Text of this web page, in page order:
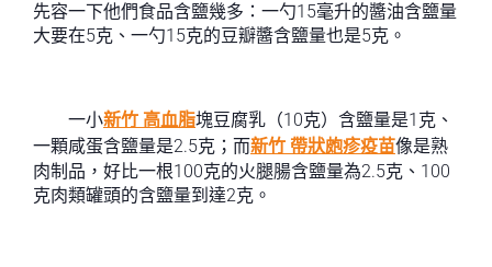
先容一下他們食品含鹽幾多：一勺15毫升的醬油含鹽量
大要在5克、一勺15克的豆瓣醬含鹽量也是5克。
一小新竹 高血脂塊豆腐乳（10克）含鹽量是1克、
一顆咸蛋含鹽量是2.5克；而新竹 帶狀皰疹疫苗像是熟
肉制品，好比一根100克的火腿腸含鹽量為2.5克、100
克肉類罐頭的含鹽量到達2克。